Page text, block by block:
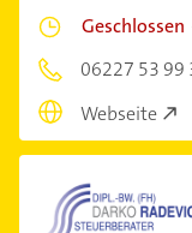
Geschlossen
06227 53 99
Webseite